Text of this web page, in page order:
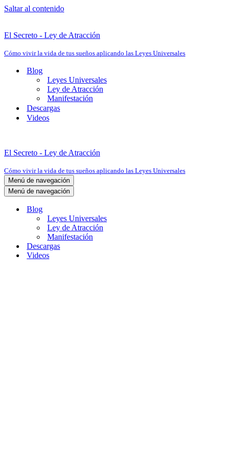
Saltar al contenido
El Secreto - Ley de Atracción
Cómo vivir la vida de tus sueños aplicando las Leyes Universales
Blog
Leyes Universales
Ley de Atracción
Manifestación
Descargas
Videos
El Secreto - Ley de Atracción
Cómo vivir la vida de tus sueños aplicando las Leyes Universales
Menú de navegación
Menú de navegación
Blog
Leyes Universales
Ley de Atracción
Manifestación
Descargas
Videos